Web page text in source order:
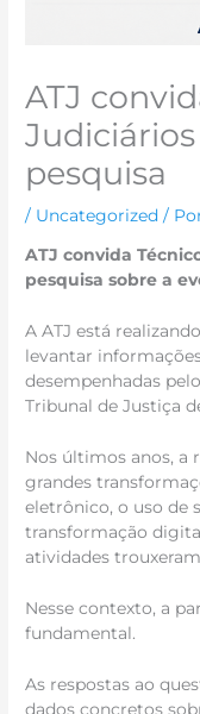
ATJ
pesquisa
/ Uncategorized /
ATJ convida
pesquisa sobre a
A ATJ está
levantar
desempenhadas
Tribunal de Justiça
Nos últimos anos, a
grandes
eletrônico, o uso de
transformação
atividades
Nesse contexto, a
fundamental.
As respostas ao
dados concretos